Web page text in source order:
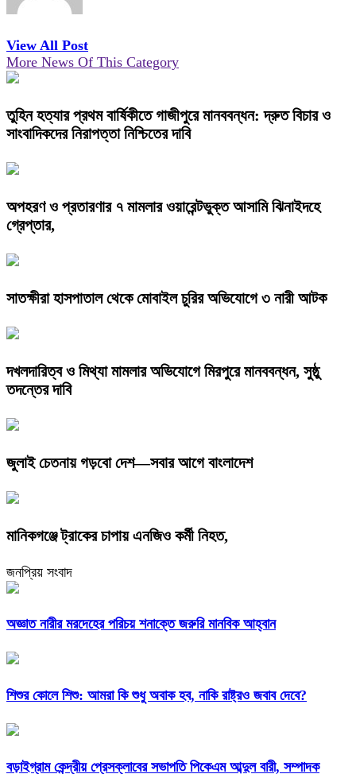
View All Post
More News Of This Category
তুহিন হত্যার প্রথম বার্ষিকীতে গাজীপুরে মানববন্ধন: দ্রুত বিচার ও
সাংবাদিকদের নিরাপত্তা নিশ্চিতের দাবি
অপহরণ ও প্রতারণার ৭ মামলার ওয়ারেন্টভুক্ত আসামি ঝিনাইদহে
গ্রেপ্তার,
সাতক্ষীরা হাসপাতাল থেকে মোবাইল চুরির অভিযোগে ৩ নারী আটক
দখলদারিত্ব ও মিথ্যা মামলার অভিযোগে মিরপুরে মানববন্ধন, সুষ্ঠু
তদন্তের দাবি
জুলাই চেতনায় গড়বো দেশ—সবার আগে বাংলাদেশ
মানিকগঞ্জে ট্রাকের চাপায় এনজিও কর্মী নিহত,
জনপ্রিয় সংবাদ
অজ্ঞাত নারীর মরদেহের পরিচয় শনাক্তে জরুরি মানবিক আহ্বান
শিশুর কোলে শিশু: আমরা কি শুধু অবাক হব, নাকি রাষ্ট্রও জবাব দেবে?
বড়াইগ্রাম কেন্দ্রীয় প্রেসক্লাবের সভাপতি পিকেএম আব্দুল বারী, সম্পাদক